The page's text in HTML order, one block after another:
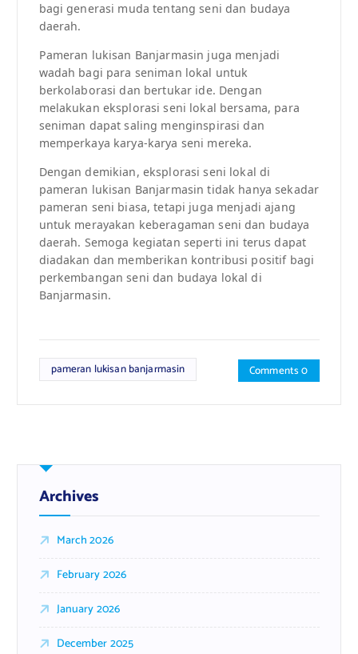
bagi generasi muda tentang seni dan budaya
daerah.
Pameran lukisan Banjarmasin juga menjadi
wadah bagi para seniman lokal untuk
berkolaborasi dan bertukar ide. Dengan
melakukan eksplorasi seni lokal bersama, para
seniman dapat saling menginspirasi dan
memperkaya karya-karya seni mereka.
Dengan demikian, eksplorasi seni lokal di
pameran lukisan Banjarmasin tidak hanya sekadar
pameran seni biasa, tetapi juga menjadi ajang
untuk merayakan keberagaman seni dan budaya
daerah. Semoga kegiatan seperti ini terus dapat
diadakan dan memberikan kontribusi positif bagi
perkembangan seni dan budaya lokal di
Banjarmasin.
pameran lukisan banjarmasin Comments 0
Archives
March 2026
February 2026
January 2026
December 2025